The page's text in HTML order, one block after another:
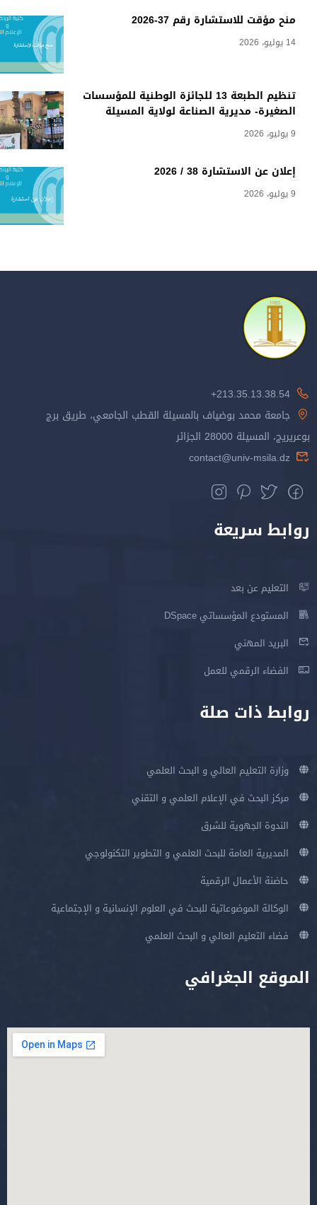
منح مؤقت للاستشارة رقم 37-2026
14 يوليو، 2026
تنظيم الطبعة 13 للجائزة الوطنية للمؤسسات
الصغيرة- مديرية الصناعة لولاية المسيلة
9 يوليو، 2026
إعلان عن الاستشارة 38 / 2026
9 يوليو، 2026
213.35.13.38.54+
جامعة محمد بوضياف بالمسيلة القطب الجامعي، طريق برج
بوعريريج، المسيلة 28000 الجزائر
contact@univ-msila.dz
روابط سريعة
التعليم عن بعد
المستودع المؤسساتي DSpace
البريد المهني
الفضاء الرقمي للعمل
روابط ذات صلة
وزارة التعليم العالي و البحث العلمي
مركز البحث في الإعلام العلمي و التقني
الندوة الجهوية للشرق
المديرية العامة للبحث العلمي و التطوير التكنولوجي
حاضنة الأعمال الرقمية
الوكالة الموضوعاتية للبحث في العلوم الإنسانية و الإجتماعية
فضاء التعليم العالي و البحث العلمي
الموقع الجغرافي